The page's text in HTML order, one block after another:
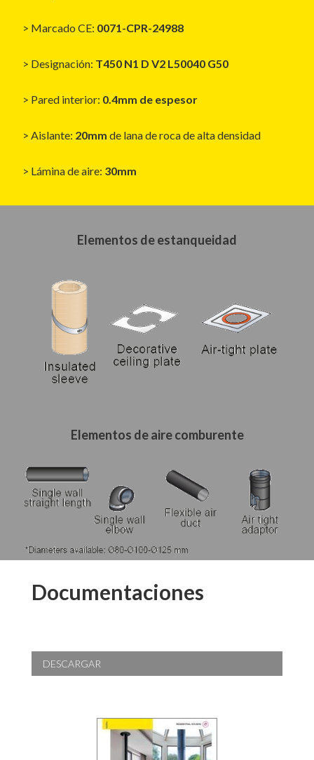
> Marcado CE: 0071-CPR-24988
> Designación: T450 N1 D V2 L50040 G50
> Pared interior: 0.4mm de espesor
> Aislante: 20mm de lana de roca de alta densidad
> Lámina de aire: 30mm
Elementos de estanqueidad
Elementos de aire comburente
Documentaciones
DESCARGAR